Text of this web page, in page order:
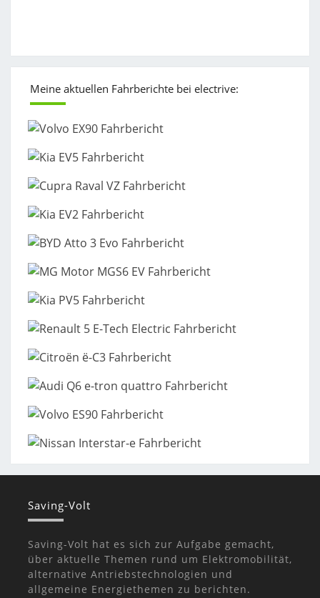
Meine aktuellen Fahrberichte bei electrive:
Saving-Volt
Saving-Volt hat es sich zur Aufgabe gemacht,
über aktuelle Themen rund um Elektromobilität,
alternative Antriebstechnologien und
allgemeine Energiethemen zu berichten.